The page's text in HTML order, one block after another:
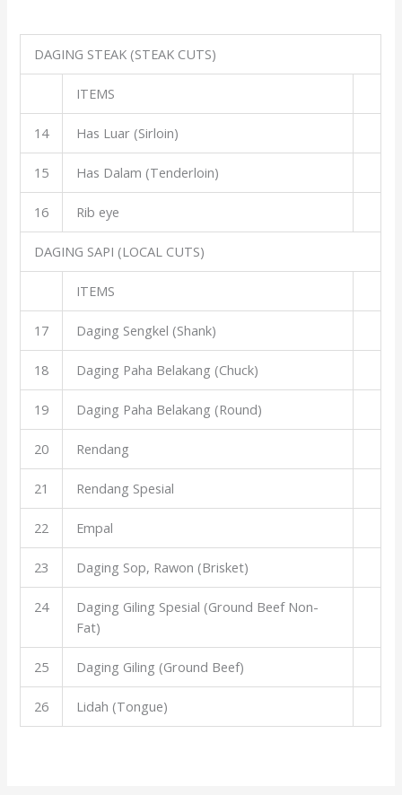
DAGING STEAK (STEAK CUTS)
ITEMS
14 Has Luar (Sirloin)
15 Has Dalam (Tenderloin)
16 Rib eye
DAGING SAPI (LOCAL CUTS)
ITEMS
17 Daging Sengkel (Shank)
18 Daging Paha Belakang (Chuck)
19 Daging Paha Belakang (Round)
20 Rendang
21 Rendang Spesial
22 Empal
23 Daging Sop, Rawon (Brisket)
24
Daging Giling Spesial (Ground Beef Non-
Fat)
25 Daging Giling (Ground Beef)
26 Lidah (Tongue)